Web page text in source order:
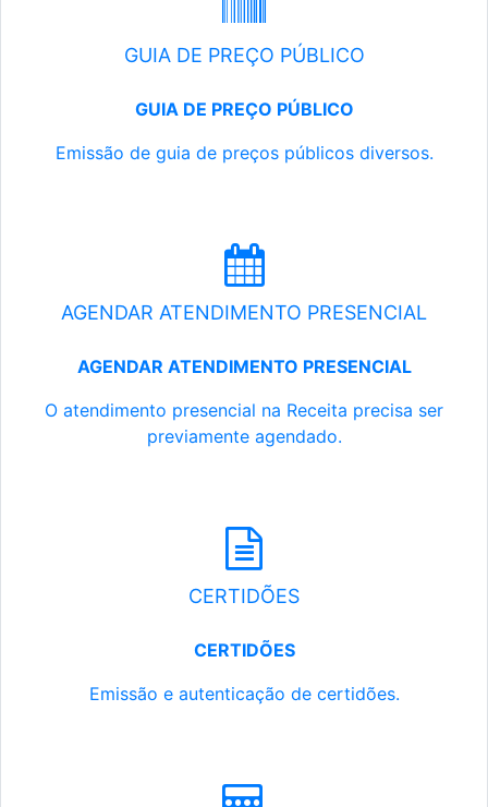
GUIA DE PREÇO PÚBLICO
GUIA DE PREÇO PÚBLICO
Emissão de guia de preços públicos diversos.
AGENDAR ATENDIMENTO PRESENCIAL
AGENDAR ATENDIMENTO PRESENCIAL
O atendimento presencial na Receita precisa ser
previamente agendado.
CERTIDÕES
CERTIDÕES
Emissão e autenticação de certidões.